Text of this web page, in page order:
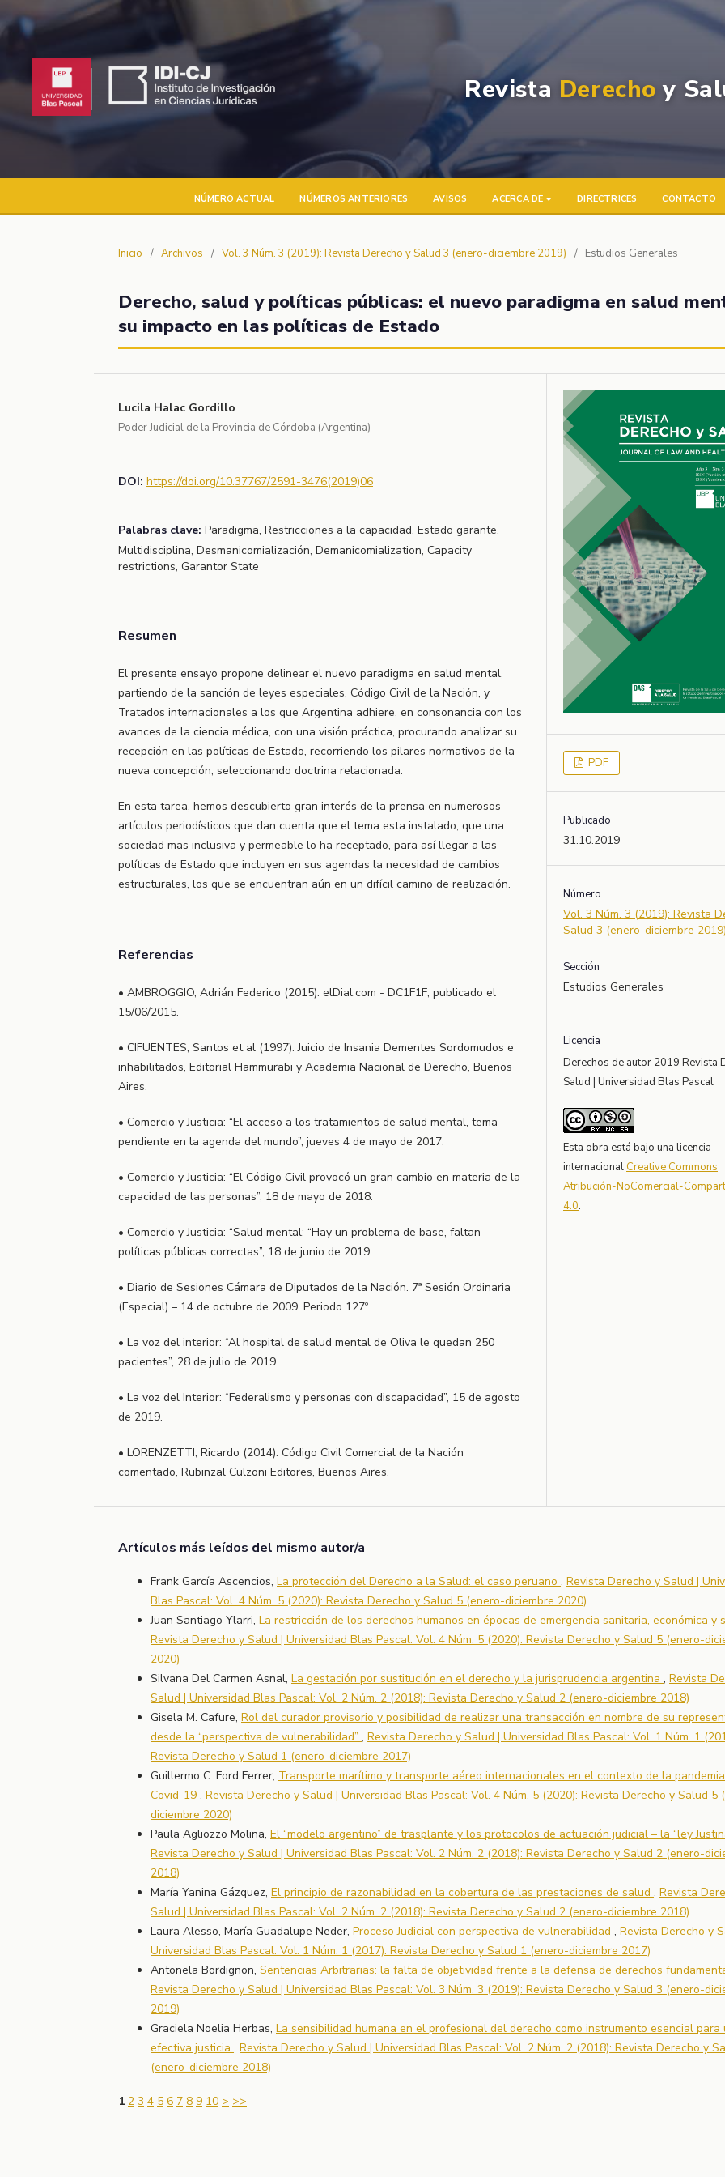
Revista Derecho y
NÚMERO ACTUAL NÚMEROS ANTERIORES AVISOS ACERCA DE DIRECTRICES CONTACTO
Inicio / Archivos / Vol. 3 Núm. 3 (2019): Revista Derecho y Salud 3 (enero-diciembre 2019) / Estudios Generales
Derecho, salud y políticas públicas: el nuevo paradigma en salud
su impacto en las políticas de Estado
Lucila Halac Gordillo
Poder Judicial de la Provincia de Córdoba (Argentina)
DOI: https://doi.org/10.37767/2591-3476(2019)06
Palabras clave: Paradigma, Restricciones a la capacidad, Estado garante,
Multidisciplina, Desmanicomialización, Demanicomialization, Capacity
restrictions, Garantor State
Resumen
El presente ensayo propone delinear el nuevo paradigma en salud mental,
partiendo de la sanción de leyes especiales, Código Civil de la Nación, y
Tratados internacionales a los que Argentina adhiere, en consonancia con los
avances de la ciencia médica, con una visión práctica, procurando analizar su
recepción en las políticas de Estado, recorriendo los pilares normativos de la
nueva concepción, seleccionando doctrina relacionada.
En esta tarea, hemos descubierto gran interés de la prensa en numerosos
artículos periodísticos que dan cuenta que el tema esta instalado, que una
sociedad mas inclusiva y permeable lo ha receptado, para así llegar a las
políticas de Estado que incluyen en sus agendas la necesidad de cambios
estructurales, los que se encuentran aún en un difícil camino de realización.
Referencias
• AMBROGGIO, Adrián Federico (2015): elDial.com - DC1F1F, publicado el
15/06/2015.
• CIFUENTES, Santos et al (1997): Juicio de Insania Dementes Sordomudos e
inhabilitados, Editorial Hammurabi y Academia Nacional de Derecho, Buenos
Aires.
• Comercio y Justicia: “El acceso a los tratamientos de salud mental, tema
pendiente en la agenda del mundo”, jueves 4 de mayo de 2017.
• Comercio y Justicia: “El Código Civil provocó un gran cambio en materia de la
capacidad de las personas”, 18 de mayo de 2018.
• Comercio y Justicia: “Salud mental: “Hay un problema de base, faltan
políticas públicas correctas”, 18 de junio de 2019.
• Diario de Sesiones Cámara de Diputados de la Nación. 7ª Sesión Ordinaria
(Especial) – 14 de octubre de 2009. Periodo 127º.
• La voz del interior: “Al hospital de salud mental de Oliva le quedan 250
pacientes”, 28 de julio de 2019.
• La voz del Interior: “Federalismo y personas con discapacidad”, 15 de agosto
de 2019.
• LORENZETTI, Ricardo (2014): Código Civil Comercial de la Nación
comentado, Rubinzal Culzoni Editores, Buenos Aires.
PDF
Publicado
31.10.2019
Número
Vol. 3 Núm. 3 (2019): Revista
Salud 3 (enero-diciembre 2019)
Sección
Estudios Generales
Licencia
Derechos de autor 2019 Revista
Salud | Universidad Blas Pascal
Esta obra está bajo una licencia
internacional Creative Commons
Atribución-NoComercial-
4.0.
Artículos más leídos del mismo autor/a
Frank García Ascencios, La protección del Derecho a la Salud: el caso peruano , Revista Derecho y Salud |
Blas Pascal: Vol. 4 Núm. 5 (2020): Revista Derecho y Salud 5 (enero-diciembre 2020)
Juan Santiago Ylarri, La restricción de los derechos humanos en épocas de emergencia sanitaria, económica y
Revista Derecho y Salud | Universidad Blas Pascal: Vol. 4 Núm. 5 (2020): Revista Derecho y Salud 5 (enero-
2020)
Silvana Del Carmen Asnal, La gestación por sustitución en el derecho y la jurisprudencia argentina , Revista
Salud | Universidad Blas Pascal: Vol. 2 Núm. 2 (2018): Revista Derecho y Salud 2 (enero-diciembre 2018)
Gisela M. Cafure, Rol del curador provisorio y posibilidad de realizar una transacción en nombre de su
desde la “perspectiva de vulnerabilidad” , Revista Derecho y Salud | Universidad Blas Pascal: Vol. 1 Núm. 1
Revista Derecho y Salud 1 (enero-diciembre 2017)
Guillermo C. Ford Ferrer, Transporte marítimo y transporte aéreo internacionales en el contexto de la
Covid-19 , Revista Derecho y Salud | Universidad Blas Pascal: Vol. 4 Núm. 5 (2020): Revista Derecho y Salud 5
diciembre 2020)
Paula Agliozzo Molina, El “modelo argentino” de trasplante y los protocolos de actuación judicial – la “ley
Revista Derecho y Salud | Universidad Blas Pascal: Vol. 2 Núm. 2 (2018): Revista Derecho y Salud 2 (enero-
2018)
María Yanina Gázquez, El principio de razonabilidad en la cobertura de las prestaciones de salud , Revista
Salud | Universidad Blas Pascal: Vol. 2 Núm. 2 (2018): Revista Derecho y Salud 2 (enero-diciembre 2018)
Laura Alesso, María Guadalupe Neder, Proceso Judicial con perspectiva de vulnerabilidad , Revista Derecho y
Universidad Blas Pascal: Vol. 1 Núm. 1 (2017): Revista Derecho y Salud 1 (enero-diciembre 2017)
Antonela Bordignon, Sentencias Arbitrarias: la falta de objetividad frente a la defensa de derechos
Revista Derecho y Salud | Universidad Blas Pascal: Vol. 3 Núm. 3 (2019): Revista Derecho y Salud 3 (enero-
2019)
Graciela Noelia Herbas, La sensibilidad humana en el profesional del derecho como instrumento esencial para
efectiva justicia , Revista Derecho y Salud | Universidad Blas Pascal: Vol. 2 Núm. 2 (2018): Revista Derecho y
(enero-diciembre 2018)
1 2 3 4 5 6 7 8 9 10 > >>